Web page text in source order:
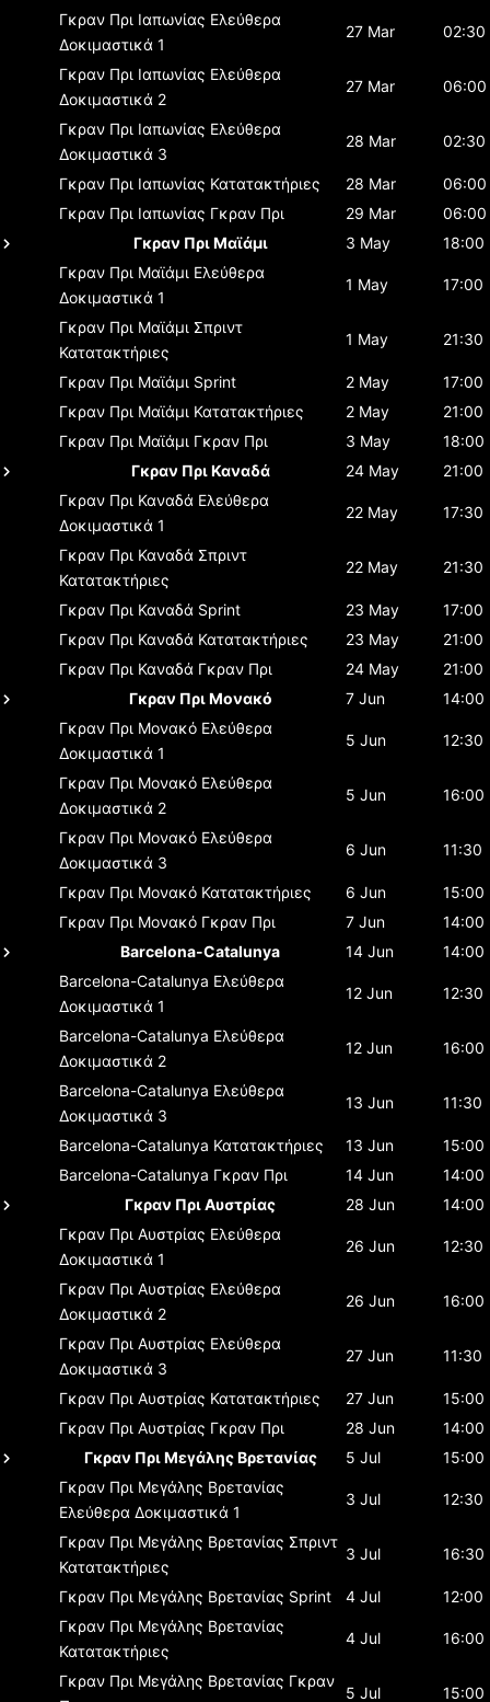
Γκραν Πρι Ιαπωνίας Ελεύθερα
Δοκιμαστικά 1
27 Mar 02:30
Γκραν Πρι Ιαπωνίας Ελεύθερα
Δοκιμαστικά 2
27 Mar 06:00
Γκραν Πρι Ιαπωνίας Ελεύθερα
Δοκιμαστικά 3
28 Mar 02:30
Γκραν Πρι Ιαπωνίας Κατατακτήριες 28 Mar
06:00
Γκραν Πρι Ιαπωνίας Γκραν Πρι 29 Mar
06:00
Γκραν Πρι Μαϊάμι
3 May
18:00
Γκραν Πρι Μαϊάμι Ελεύθερα
Δοκιμαστικά 1
1 May 17:00
Γκραν Πρι Μαϊάμι Σπριντ
Κατατακτήριες
1 May 21:30
Γκραν Πρι Μαϊάμι Sprint 2 May
17:00
Γκραν Πρι Μαϊάμι Κατατακτήριες 2 May
21:00
Γκραν Πρι Μαϊάμι Γκραν Πρι 3 May
18:00
Γκραν Πρι Καναδά
24 May
21:00
Γκραν Πρι Καναδά Ελεύθερα
Δοκιμαστικά 1
22 May 17:30
Γκραν Πρι Καναδά Σπριντ
Κατατακτήριες
22 May 21:30
Γκραν Πρι Καναδά Sprint 23 May
17:00
Γκραν Πρι Καναδά Κατατακτήριες 23 May
21:00
Γκραν Πρι Καναδά Γκραν Πρι 24 May
21:00
Γκραν Πρι Μονακό
7 Jun
14:00
Γκραν Πρι Μονακό Ελεύθερα
Δοκιμαστικά 1
5 Jun 12:30
Γκραν Πρι Μονακό Ελεύθερα
Δοκιμαστικά 2
5 Jun 16:00
Γκραν Πρι Μονακό Ελεύθερα
Δοκιμαστικά 3
6 Jun 11:30
Γκραν Πρι Μονακό Κατατακτήριες 6 Jun
15:00
Γκραν Πρι Μονακό Γκραν Πρι 7 Jun
14:00
Barcelona-Catalunya
14 Jun
14:00
Barcelona-Catalunya Ελεύθερα
Δοκιμαστικά 1
12 Jun 12:30
Barcelona-Catalunya Ελεύθερα
Δοκιμαστικά 2
12 Jun 16:00
Barcelona-Catalunya Ελεύθερα
Δοκιμαστικά 3
13 Jun 11:30
Barcelona-Catalunya Κατατακτήριες 13 Jun
15:00
Barcelona-Catalunya Γκραν Πρι 14 Jun
14:00
Γκραν Πρι Αυστρίας
28 Jun
14:00
Γκραν Πρι Αυστρίας Ελεύθερα
Δοκιμαστικά 1
26 Jun 12:30
Γκραν Πρι Αυστρίας Ελεύθερα
Δοκιμαστικά 2
26 Jun 16:00
Γκραν Πρι Αυστρίας Ελεύθερα
Δοκιμαστικά 3
27 Jun 11:30
Γκραν Πρι Αυστρίας Κατατακτήριες 27 Jun
15:00
Γκραν Πρι Αυστρίας Γκραν Πρι 28 Jun
14:00
Γκραν Πρι Μεγάλης Βρετανίας
5 Jul
15:00
Γκραν Πρι Μεγάλης Βρετανίας
Ελεύθερα Δοκιμαστικά 1
3 Jul 12:30
Γκραν Πρι Μεγάλης Βρετανίας Σπριντ
Κατατακτήριες
3 Jul 16:30
Γκραν Πρι Μεγάλης Βρετανίας Sprint 4 Jul
12:00
Γκραν Πρι Μεγάλης Βρετανίας
Κατατακτήριες
4 Jul 16:00
Γκραν Πρι Μεγάλης Βρετανίας Γκραν
5 Jul 15:00